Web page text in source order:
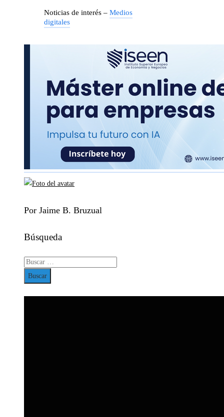
Noticias de interés – Medios
digitales
Por Jaime B. Bruzual
Búsqueda
Buscar: